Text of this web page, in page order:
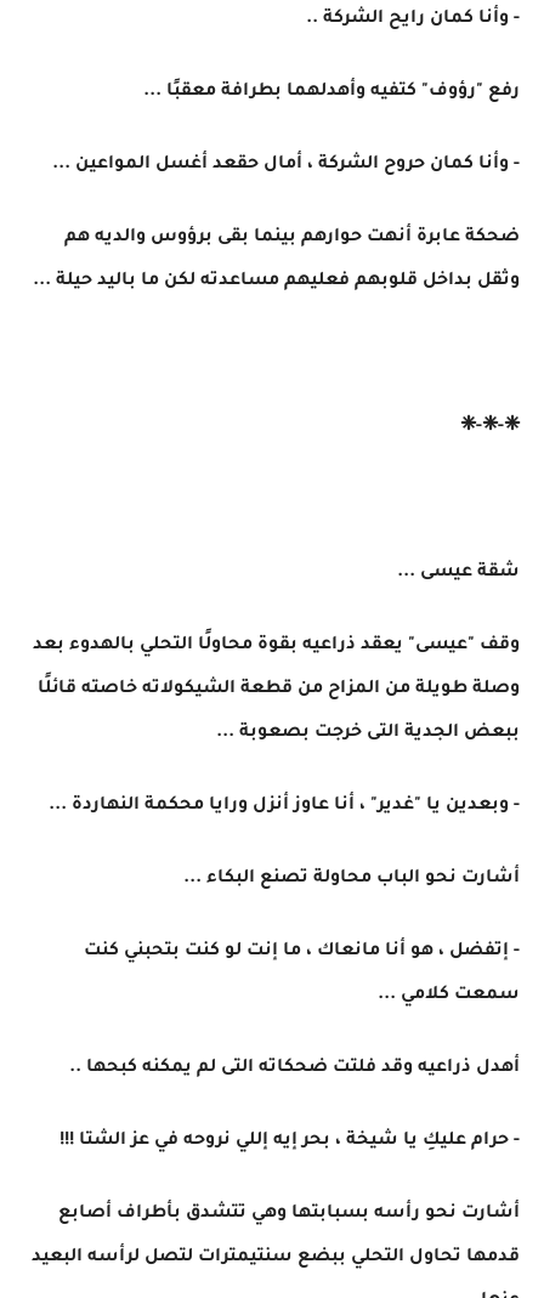
- وأنا كمان رايح الشركة ..
رفع "رؤوف" كتفيه وأهدلهما بطرافة معقبًا ...
- وأنا كمان حروح الشركة ، أمال حقعد أغسل المواعين ...
ضحكة عابرة أنهت حوارهم بينما بقى برؤوس والديه هم
وثقل بداخل قلوبهم فعليهم مساعدته لكن ما باليد حيلة ...
❈-❈-❈
شقة عيسى ...
وقف "عيسى" يعقد ذراعيه بقوة محاولًا التحلي بالهدوء بعد
وصلة طويلة من المزاح من قطعة الشيكولاته خاصته قائلًا
ببعض الجدية التى خرجت بصعوبة ...
- وبعدين يا "غدير" ، أنا عاوز أنزل ورايا محكمة النهاردة ...
أشارت نحو الباب محاولة تصنع البكاء ...
- إتفضل ، هو أنا مانعاك ، ما إنت لو كنت بتحبني كنت
سمعت كلامي ...
أهدل ذراعيه وقد فلتت ضحكاته التى لم يمكنه كبحها ..
- حرام عليكِ يا شيخة ، بحر إيه إللي نروحه في عز الشتا !!!
أشارت نحو رأسه بسبابتها وهي تتشدق بأطراف أصابع
قدمها تحاول التحلي ببضع سنتيمترات لتصل لرأسه البعيد